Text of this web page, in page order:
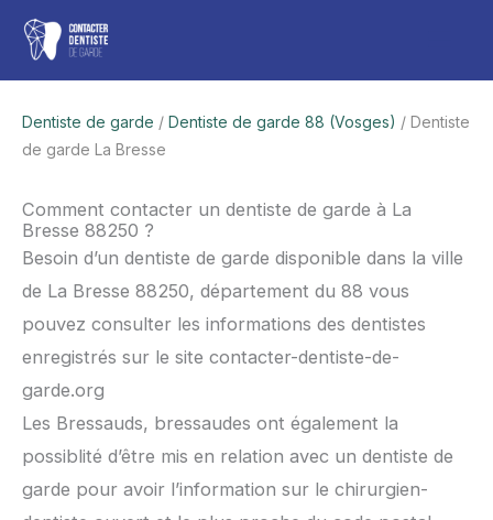
Aller
contenu
Dentiste de garde / Dentiste de garde 88 (Vosges) / Dentiste
de garde La Bresse
Comment contacter un dentiste de garde à La
Bresse 88250 ?
Besoin d’un dentiste de garde disponible dans la ville
de La Bresse 88250, département du 88 vous
pouvez consulter les informations des dentistes
enregistrés sur le site contacter-dentiste-de-
garde.org
Les Bressauds, bressaudes ont également la
possiblité d’être mis en relation avec un dentiste de
garde pour avoir l’information sur le chirurgien-